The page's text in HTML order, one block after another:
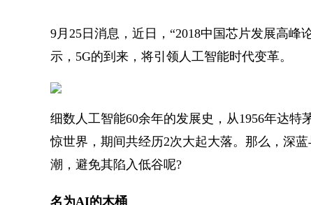
9月25日消息，近日，“2018中国芯片发展高
示，5G的到来，将引领人工智能时代变革。
细数人工智能60余年的发展史，从1956年达特
惊世界，期间共经历2次大起大落。那么，深
潮，避免其陷入低谷呢?
名为AI的木桶